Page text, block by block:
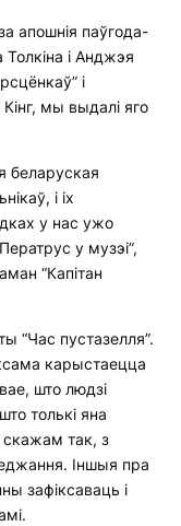
апошнія паўгода-
Толкіна і Анджэя
і
мы выдалі яго
беларуская
і іх
у нас ужо
у музэі”,
“Капітан
“Час пустазелля”.
карыстаецца
што людзі
толькі яна
скажам так, з
Іншыя пра
зафіксаваць і